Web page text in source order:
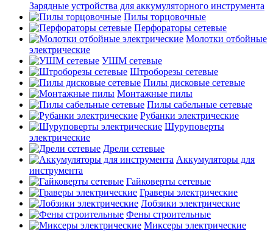
Зарядные устройства для аккумуляторного инструмента
Пилы торцовочные
Перфораторы сетевые
Молотки отбойные
электрические
УШМ сетевые
Штроборезы сетевые
Пилы дисковые сетевые
Монтажные пилы
Пилы сабельные сетевые
Рубанки электрические
Шуруповерты
электрические
Дрели сетевые
Аккумуляторы для
инструмента
Гайковерты сетевые
Граверы электрические
Лобзики электрические
Фены строительные
Миксеры электрические